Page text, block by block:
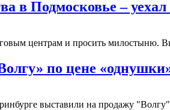
в Подмосковье –
центрам и просить
по цене
выставили на продажу